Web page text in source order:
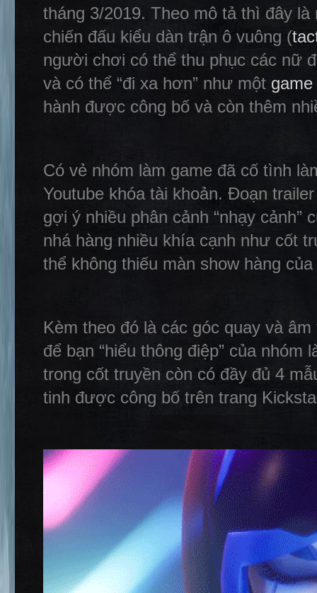
tháng 3/2019. Theo mô tả thì đây
chiến đấu kiểu dàn trận ô vuông (
người chơi có thể thu phục các nữ
và có thể “đi xa hơn” như một
hành được công bố và còn thêm
Có vẻ nhóm làm game đã cố tình
Youtube khóa tài khoản. Đoạn
gợi ý nhiều phân cảnh “nhạy cảnh”
nhá hàng nhiều khía cạnh như cốt
thể không thiếu màn show hàng
Kèm theo đó là các góc quay và
để bạn “hiểu thông điệp” của
trong cốt truyền còn có đầy đủ 4
tinh được công bố trên trang